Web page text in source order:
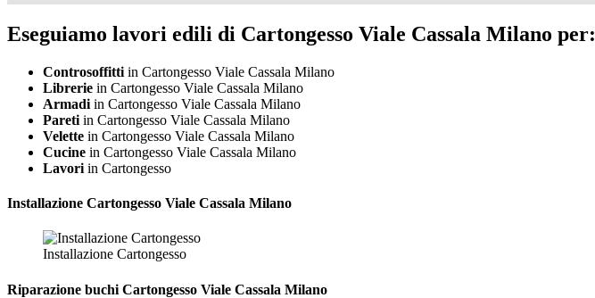
Eseguiamo lavori edili di Cartongesso Viale Cassala Milano per:
Controsoffitti in Cartongesso Viale Cassala Milano
Librerie in Cartongesso Viale Cassala Milano
Armadi in Cartongesso Viale Cassala Milano
Pareti in Cartongesso Viale Cassala Milano
Velette in Cartongesso Viale Cassala Milano
Cucine in Cartongesso Viale Cassala Milano
Lavori in Cartongesso
Installazione Cartongesso Viale Cassala Milano
Installazione Cartongesso
Riparazione buchi Cartongesso Viale Cassala Milano